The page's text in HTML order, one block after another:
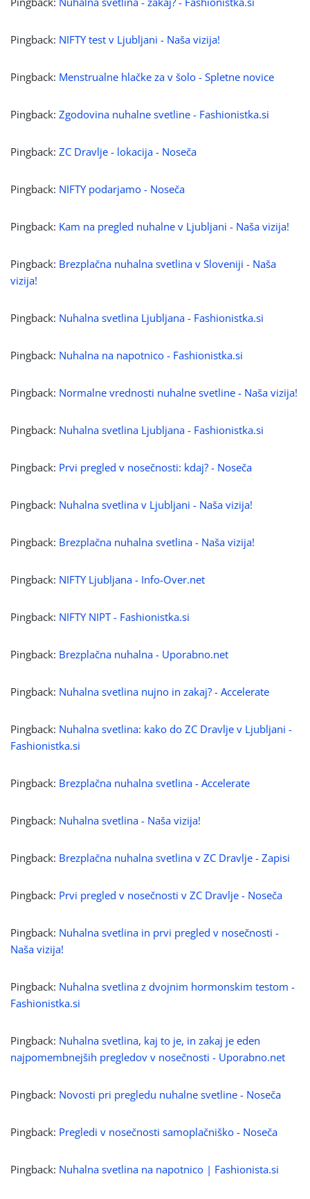
Pingback: NIFTY test v Ljubljani - Naša vizija!
Pingback: Menstrualne hlačke za v šolo - Spletne novice
Pingback: Zgodovina nuhalne svetline - Fashionistka.si
Pingback: ZC Dravlje - lokacija - Noseča
Pingback: NIFTY podarjamo - Noseča
Pingback: Kam na pregled nuhalne v Ljubljani - Naša vizija!
Pingback: Brezplačna nuhalna svetlina v Sloveniji - Naša
vizija!
Pingback: Nuhalna svetlina Ljubljana - Fashionistka.si
Pingback: Nuhalna na napotnico - Fashionistka.si
Pingback: Normalne vrednosti nuhalne svetline - Naša vizija!
Pingback: Nuhalna svetlina Ljubljana - Fashionistka.si
Pingback: Prvi pregled v nosečnosti: kdaj? - Noseča
Pingback: Nuhalna svetlina v Ljubljani - Naša vizija!
Pingback: Brezplačna nuhalna svetlina - Naša vizija!
Pingback: NIFTY Ljubljana - Info-Over.net
Pingback: NIFTY NIPT - Fashionistka.si
Pingback: Brezplačna nuhalna - Uporabno.net
Pingback: Nuhalna svetlina nujno in zakaj? - Accelerate
Pingback: Nuhalna svetlina: kako do ZC Dravlje v Ljubljani -
Fashionistka.si
Pingback: Brezplačna nuhalna svetlina - Accelerate
Pingback: Nuhalna svetlina - Naša vizija!
Pingback: Brezplačna nuhalna svetlina v ZC Dravlje - Zapisi
Pingback: Prvi pregled v nosečnosti v ZC Dravlje - Noseča
Pingback: Nuhalna svetlina in prvi pregled v nosečnosti -
Naša vizija!
Pingback: Nuhalna svetlina z dvojnim hormonskim testom -
Fashionistka.si
Pingback: Nuhalna svetlina, kaj to je, in zakaj je eden
najpomembnejših pregledov v nosečnosti - Uporabno.net
Pingback: Novosti pri pregledu nuhalne svetline - Noseča
Pingback: Pregledi v nosečnosti samoplačniško - Noseča
Pingback: Nuhalna svetlina na napotnico | Fashionista.si